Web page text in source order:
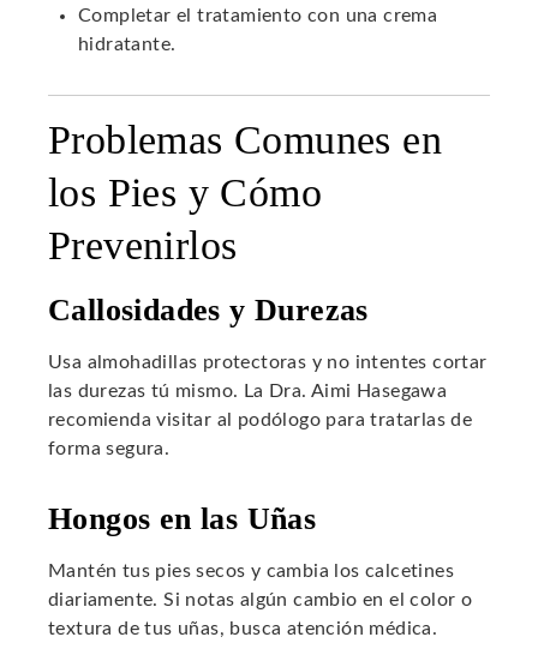
Completar el tratamiento con una crema
hidratante.
Problemas Comunes en
los Pies y Cómo
Prevenirlos
Callosidades y Durezas
Usa almohadillas protectoras y no intentes cortar
las durezas tú mismo. La Dra. Aimi Hasegawa
recomienda visitar al podólogo para tratarlas de
forma segura.
Hongos en las Uñas
Mantén tus pies secos y cambia los calcetines
diariamente. Si notas algún cambio en el color o
textura de tus uñas, busca atención médica.